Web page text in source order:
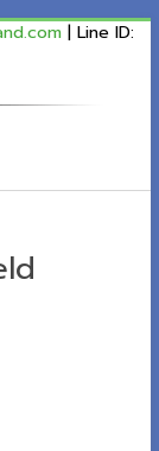
| Line ID: